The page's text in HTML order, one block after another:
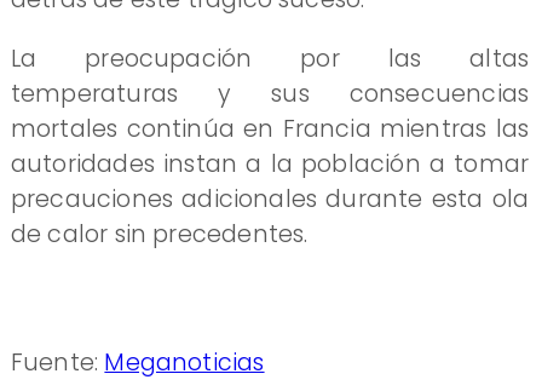
La preocupación por las altas
temperaturas y sus consecuencias
mortales continúa en Francia mientras las
autoridades instan a la población a tomar
precauciones adicionales durante esta ola
de calor sin precedentes.
Fuente: Meganoticias